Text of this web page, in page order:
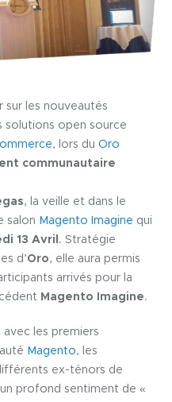
sur les nouveautés
solutions open source
, lors du Oro
communautaire
, la veille et dans le
salon Magento Imagine qui
13 Avril . Stratégie
d’Oro, elle aura permis
arrivés pour la
Magento Imagine.
avec les premiers
Magento, les
ex-ténors de
profond sentiment de «